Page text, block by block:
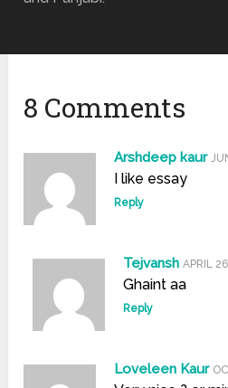
8 Comments
Arshdeep kaur
I like essay
Reply
Tejvansh APRIL
Ghaint aa
Reply
Loveleen Kaur